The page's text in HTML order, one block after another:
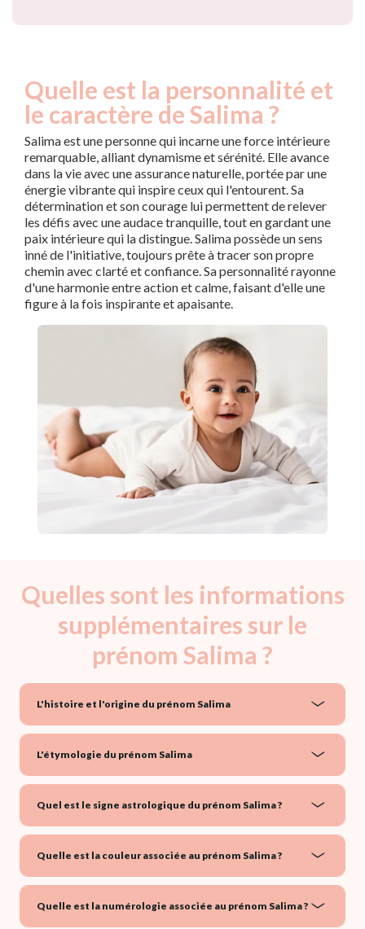
Quelle est la personnalité et
le caractère de Salima ?
Salima est une personne qui incarne une force intérieure
remarquable, alliant dynamisme et sérénité. Elle avance
dans la vie avec une assurance naturelle, portée par une
énergie vibrante qui inspire ceux qui l'entourent. Sa
détermination et son courage lui permettent de relever
les défis avec une audace tranquille, tout en gardant une
paix intérieure qui la distingue. Salima possède un sens
inné de l'initiative, toujours prête à tracer son propre
chemin avec clarté et confiance. Sa personnalité rayonne
d'une harmonie entre action et calme, faisant d'elle une
figure à la fois inspirante et apaisante.
Quelles sont les informations
supplémentaires sur le
prénom Salima ?
L'histoire et l'origine du prénom Salima
L'étymologie du prénom Salima
Quel est le signe astrologique du prénom Salima ?
Quelle est la couleur associée au prénom Salima ?
Quelle est la numérologie associée au prénom Salima ?